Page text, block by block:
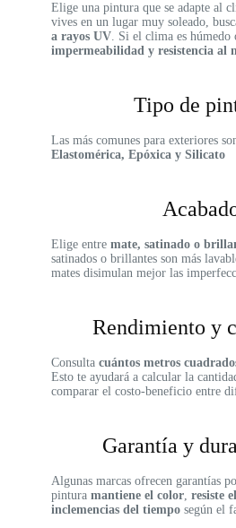
Elige una pintura que se adapte al
vives en un lugar muy soleado,
a rayos UV. Si el clima es húmedo
impermeabilidad y resistencia al
Tipo de
Las más comunes para exteriores
Elastomérica, Epóxica y Silicato
Elige entre mate, satinado o
satinados o brillantes son más
mates disimulan mejor las
Rendimiento y
Consulta cuántos metros
Esto te ayudará a calcular la
comparar el costo-beneficio entre
Garantía y
Algunas marcas ofrecen garantías
pintura mantiene el color, resiste
inclemencias del tiemposegún el